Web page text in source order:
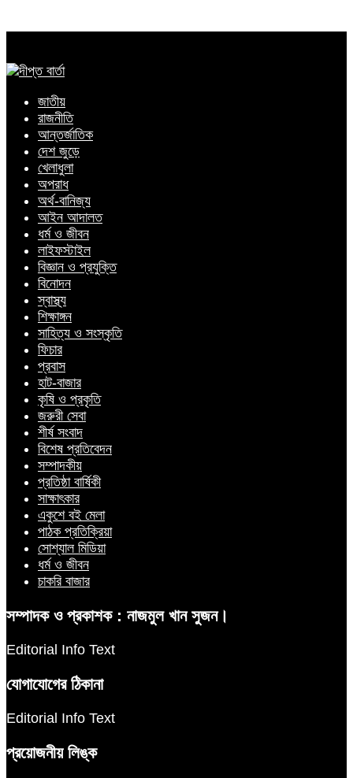
জাতীয়
রাজনীতি
আন্তর্জাতিক
দেশ জুড়ে
খেলাধুলা
অপরাধ
অর্থ-বানিজ্য
আইন আদালত
ধর্ম ও জীবন
লাইফস্টাইল
বিজ্ঞান ও প্রযুক্তি
বিনোদন
স্বাস্থ্য
শিক্ষাঙ্গন
সাহিত্য ও সংস্কৃতি
ফিচার
প্রবাস
হাট-বাজার
কৃষি ও প্রকৃতি
জরুরী সেবা
শীর্ষ সংবাদ
বিশেষ প্রতিবেদন
সম্পাদকীয়
প্রতিষ্ঠা বার্ষিকী
সাক্ষাৎকার
একুশে বই মেলা
পাঠক প্রতিক্রিয়া
সোশ্যাল মিডিয়া
ধর্ম ও জীবন
চাকরি বাজার
সম্পাদক ও প্রকাশক : নাজমুল খান সুজন।
Editorial Info Text
যোগাযোগের ঠিকানা
Editorial Info Text
প্রয়োজনীয় লিঙ্ক